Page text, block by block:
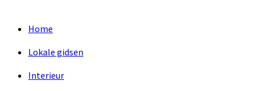
Home
Lokale gidsen
Interieur